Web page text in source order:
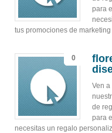
para
tus promociones de marketing
0
Ven
de
para
necesitas un regalo